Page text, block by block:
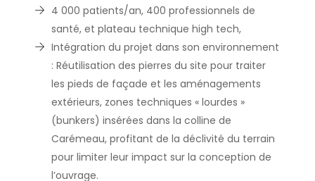
4 000 patients/an, 400 professionnels de
santé, et plateau technique high tech,
Intégration du projet dans son environnement
: Réutilisation des pierres du site pour traiter
les pieds de façade et les aménagements
extérieurs, zones techniques « lourdes »
(bunkers) insérées dans la colline de
Carémeau, profitant de la déclivité du terrain
pour limiter leur impact sur la conception de
l’ouvrage.